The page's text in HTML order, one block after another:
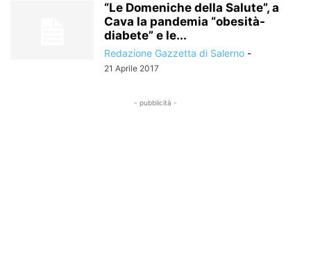
“Le Domeniche della Salute”, a
Cava la pandemia “obesità-
diabete” e le...
Redazione Gazzetta di Salerno -
21 Aprile 2017
- pubblicità -